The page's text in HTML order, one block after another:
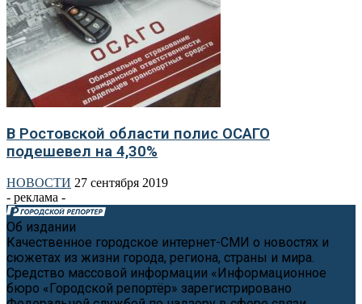
В Ростовской области полис ОСАГО
подешевел на 4,30%
НОВОСТИ 27 сентября 2019
- реклама -
Об издании
Качественное городское интернет-СМИ о новостях и
сюжетах из жизни города, региона, страны и мира.
Средство массовой информации «Информационное
бюро «Городской репортёр» зарегистрировано